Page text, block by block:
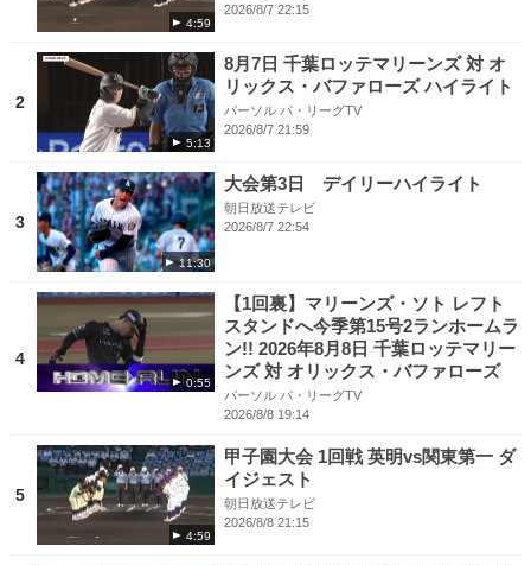
4:59
2026/8/7 22:15
2
5:13
8月7日 千葉ロッテマリーンズ 対 オ
リックス・バファローズ ハイライト
パーソル パ・リーグTV
2026/8/7 21:59
3
11:30
大会第3日 デイリーハイライト
朝日放送テレビ
2026/8/7 22:54
4
0:55
【1回裏】マリーンズ・ソト レフト
スタンドへ今季第15号2ランホームラ
ン!! 2026年8月8日 千葉ロッテマリー
ンズ 対 オリックス・バファローズ
パーソル パ・リーグTV
2026/8/8 19:14
5
4:59
甲子園大会 1回戦 英明vs関東第一 ダ
イジェスト
朝日放送テレビ
2026/8/8 21:15